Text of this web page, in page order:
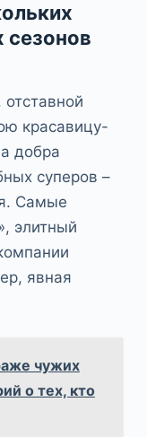
сезонов
красавицу-
добра
суперов –
Самые
элитный
явная
чужих
о тех, кто